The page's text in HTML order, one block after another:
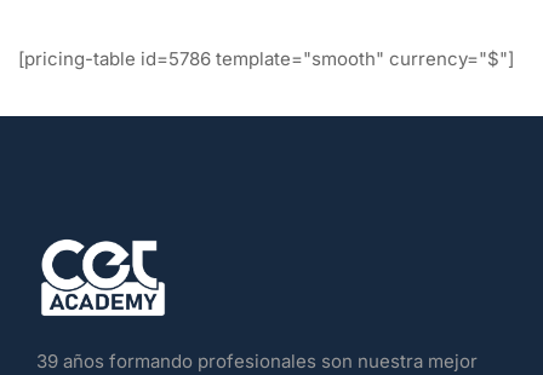
[pricing-table id=5786 template="smooth" currency="$"]
39 años formando profesionales son nuestra mejor